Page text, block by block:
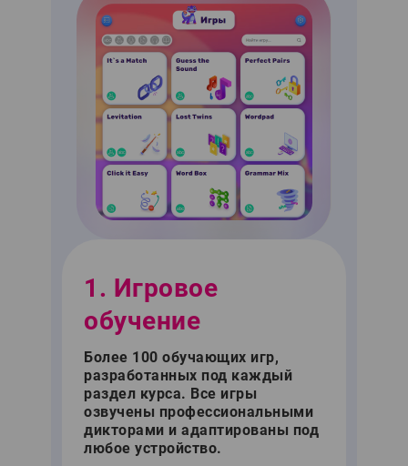
1. Игровое
обучение
Более 100 обучающих игр,
разработанных под каждый
раздел курса. Все игры
озвучены профессиональными
дикторами и адаптированы под
любое устройство.